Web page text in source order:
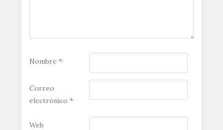
Nombre *
Correo
electrónico *
Web